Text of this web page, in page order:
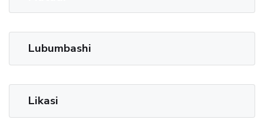
Lubumbashi
Likasi